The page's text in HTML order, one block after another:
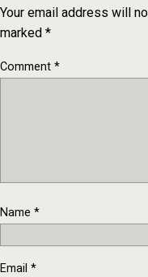
Your email address will
marked*
Comment*
Name *
Email *